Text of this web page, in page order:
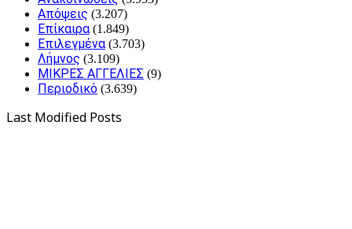
Απόψεις (3.207)
Επίκαιρα (1.849)
Επιλεγμένα (3.703)
Λήμνος (3.109)
ΜΙΚΡΕΣ ΑΓΓΕΛΙΕΣ (9)
Περιοδικό (3.639)
Last Modified Posts